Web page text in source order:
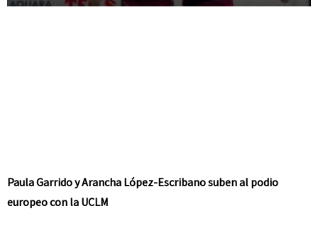
Paula Garrido y Arancha López-Escribano suben al podio
europeo con la UCLM